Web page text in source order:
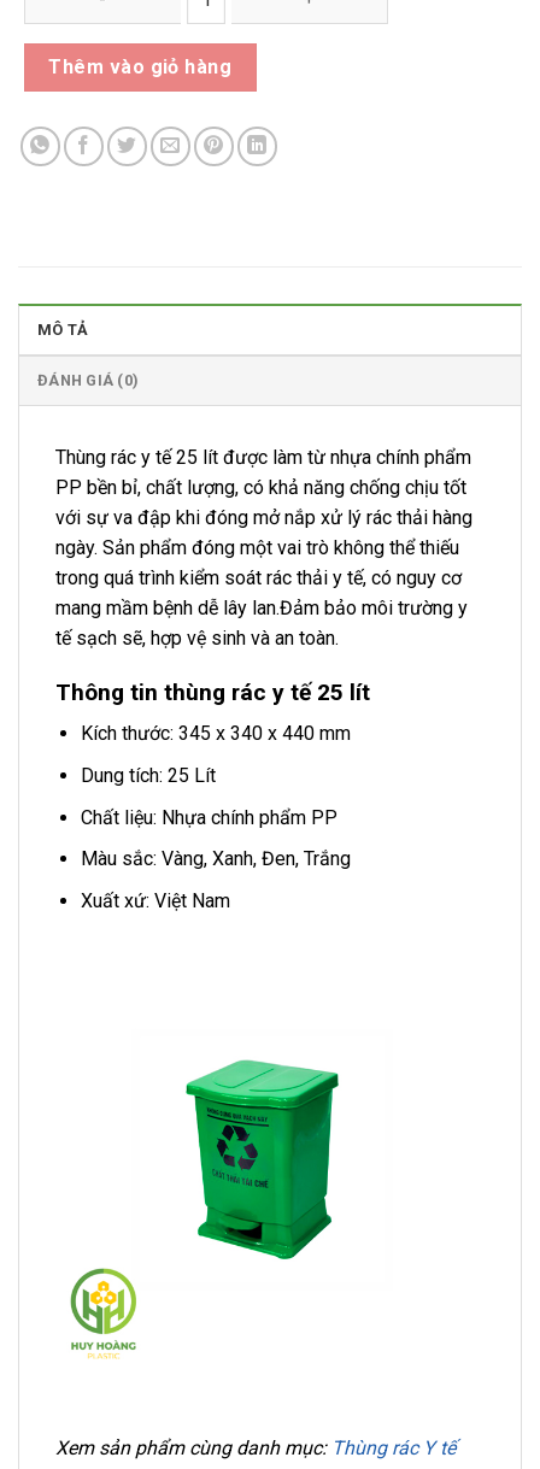
Thêm vào giỏ hàng
MÔ TẢ
ĐÁNH GIÁ (0)
Thùng rác y tế 25 lít được làm từ nhựa chính phẩm
PP bền bỉ, chất lượng, có khả năng chống chịu tốt
với sự va đập khi đóng mở nắp xử lý rác thải hàng
ngày. Sản phẩm đóng một vai trò không thể thiếu
trong quá trình kiểm soát rác thải y tế, có nguy cơ
mang mầm bệnh dễ lây lan.Đảm bảo môi trường y
tế sạch sẽ, hợp vệ sinh và an toàn.
Thông tin thùng rác y tế 25 lít
Kích thước: 345 x 340 x 440 mm
Dung tích: 25 Lít
Chất liệu: Nhựa chính phẩm PP
Màu sắc: Vàng, Xanh, Đen, Trắng
Xuất xứ: Việt Nam
Xem sản phẩm cùng danh mục: Thùng rác Y tế